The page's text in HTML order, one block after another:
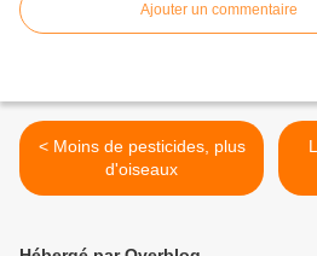
Ajouter un commentaire
< Moins de pesticides, plus
d'oiseaux